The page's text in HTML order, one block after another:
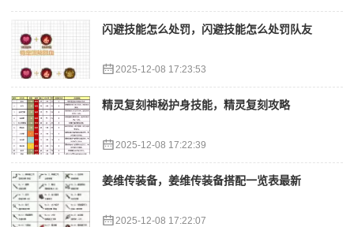
闪避技能怎么处罚，闪避技能怎么处罚队友
2025-12-08 17:23:53
精灵复刻神秘护身技能，精灵复刻攻略
2025-12-08 17:22:39
姜维传装备，姜维传装备搭配一览表最新
2025-12-08 17:22:07